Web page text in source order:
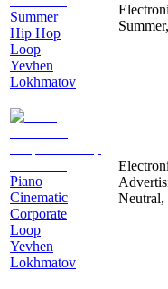
Summer
Hip Hop
Loop
Yevhen
Lokhmatov
Piano
Cinematic
Corporate
Loop
Yevhen
Lokhmatov